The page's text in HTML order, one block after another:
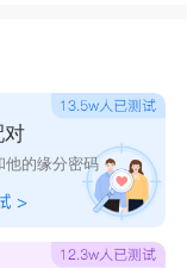
对
他的缘分密码